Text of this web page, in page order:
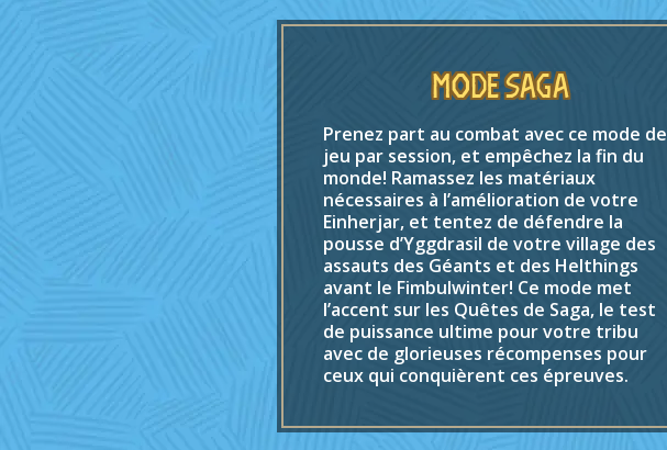
Mode Saga
Prenez part au combat avec ce mode de
jeu par session, et empêchez la fin du
monde! Ramassez les matériaux
nécessaires à l’amélioration de votre
Einherjar, et tentez de défendre la
pousse d’Yggdrasil de votre village des
assauts des Géants et des Helthings
avant le Fimbulwinter! Ce mode met
l’accent sur les Quêtes de Saga, le test
de puissance ultime pour votre tribu
avec de glorieuses récompenses pour
ceux qui conquièrent ces épreuves.